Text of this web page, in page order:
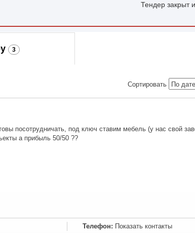
Тендер закрыт
3
Сортировать
посотрудничать, под ключ ставим мебель (у нас свой
а прибыль 50/50 ??
Телефон: Показать контакты